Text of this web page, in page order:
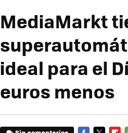
MediaMarkt
ideal para el
euros menos